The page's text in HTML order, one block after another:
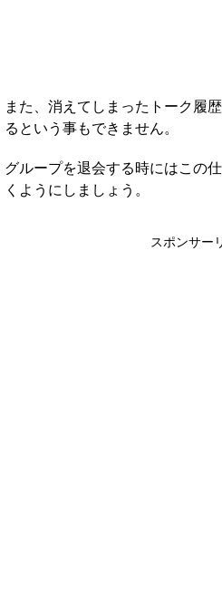
また、消えてしまったトーク履
るという事もできません。
グループを退会する時にはこの
くようにしましょう。
スポンサー